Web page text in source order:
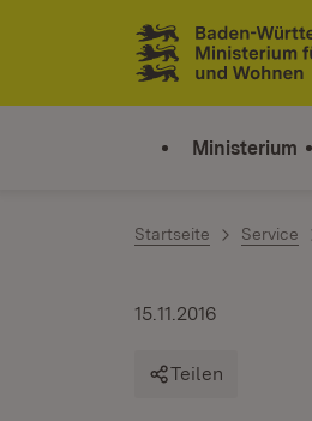
Zum Inhalt springen
Link zur Startseite
Ministerium
Startseite Service
15.11.2016
Teilen